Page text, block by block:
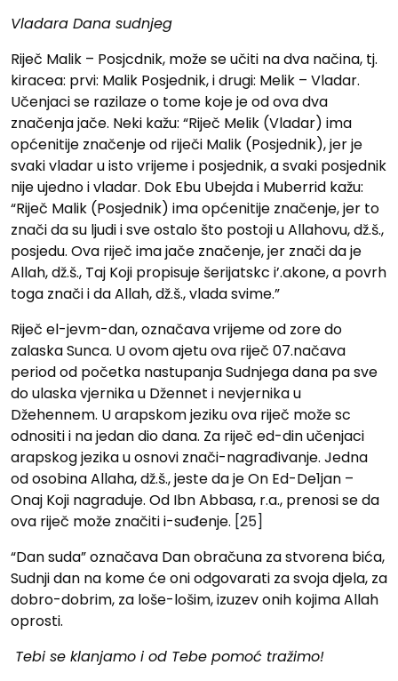
Vladara Dana sudnjeg
Riječ Malik – Posjcdnik, može se učiti na dva načina, tj.
kiracea: prvi: Malik Posjednik, i drugi: Melik – Vladar.
Učenjaci se razilaze o tome koje je od ova dva
značenja jače. Neki kažu: “Riječ Melik (Vladar) ima
općenitije značenje od riječi Malik (Posjednik), jer je
svaki vladar u isto vrijeme i posjednik, a svaki posjednik
nije ujedno i vladar. Dok Ebu Ubejda i Muberrid kažu:
“Riječ Malik (Posjednik) ima općenitije značenje, jer to
znači da su ljudi i sve ostalo što postoji u Allahovu, dž.š.,
posjedu. Ova riječ ima jače značenje, jer znači da je
Allah, dž.š., Taj Koji propisuje šerijatskc i’.akone, a povrh
toga znači i da Allah, dž.š., vlada svime.”
Riječ el-jevm-dan, označava vrijeme od zore do
zalaska Sunca. U ovom ajetu ova riječ 07.načava
period od početka nastupanja Sudnjega dana pa sve
do ulaska vjernika u Džennet i nevjernika u
Džehennem. U arapskom jeziku ova riječ može sc
odnositi i na jedan dio dana. Za riječ ed-din učenjaci
arapskog jezika u osnovi znači-nagrađivanje. Jedna
od osobina Allaha, dž.š., jeste da je On Ed-De1jan –
Onaj Koji nagraduje. Od Ibn Abbasa, r.a., prenosi se da
ova riječ može značiti i-suđenje. [25]
“Dan suda” označava Dan obračuna za stvorena bića,
Sudnji dan na kome će oni odgovarati za svoja djela, za
dobro-dobrim, za loše-lošim, izuzev onih kojima Allah
oprosti.
Tebi se klanjamo i od Tebe pomoć tražimo!